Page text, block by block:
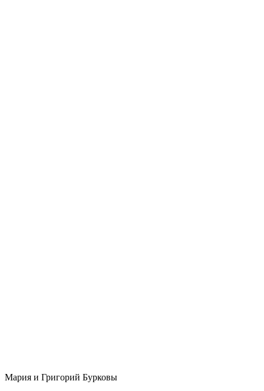
Мария и Григорий Бурковы